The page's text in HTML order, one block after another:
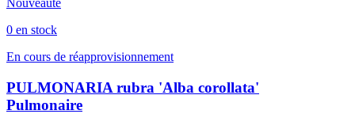
Nouveauté
0 en stock
En cours de réapprovisionnement
PULMONARIA rubra 'Alba corollata'
Pulmonaire